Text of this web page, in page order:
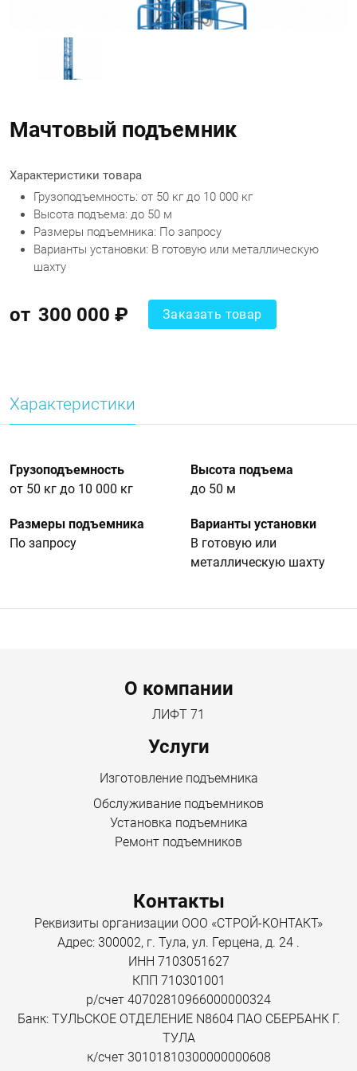
Мачтовый подъемник
Характеристики товара
Грузоподъемность: от 50 кг до 10 000 кг
Высота подъема: до 50 м
Размеры подъемника: По запросу
Варианты установки: В готовую или металлическую
шахту
от 300 000 ₽ Заказать товар
Характеристики
Грузоподъемность
от 50 кг до 10 000 кг
Высота подъема
до 50 м
Размеры подъемника
По запросу
Варианты установки
В готовую или
металлическую шахту
Menu footerО компании
ЛИФТ 71
Услуги
Изготовление подъемника
Обслуживание подъемников
Установка подъемника
Ремонт подъемников
Контакты
Реквизиты организации ООО «СТРОЙ-КОНТАКТ»
Адрес: 300002, г. Тула, ул. Герцена, д. 24 .
ИНН 7103051627
КПП 710301001
р/счет 40702810966000000324
Банк: ТУЛЬСКОЕ ОТДЕЛЕНИЕ N8604 ПАО СБЕРБАНК Г.
ТУЛА
к/счет 30101810300000000608